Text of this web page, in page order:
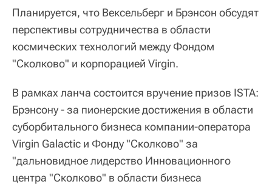
Планируется, что Вексельберг и Брэнсон обсудят
перспективы сотрудничества в области
космических технологий между Фондом
"Сколково" и корпорацией Virgin.
В рамках ланча состоится вручение призов ISTA:
Брэнсону - за пионерские достижения в области
суборбитального бизнеса компании-оператора
Virgin Galactic и Фонду "Сколково" за
"дальновидное лидерство Инновационного
центра "Сколково" в области бизнеса